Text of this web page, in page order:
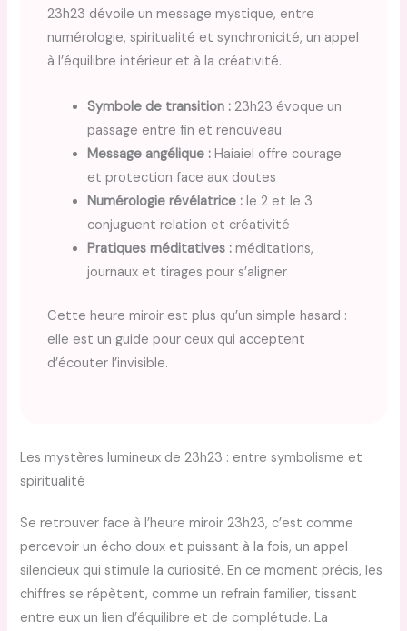
23h23 dévoile un message mystique, entre
numérologie, spiritualité et synchronicité, un appel
à l’équilibre intérieur et à la créativité.
Symbole de transition : 23h23 évoque un
passage entre fin et renouveau
Message angélique : Haiaiel offre courage
et protection face aux doutes
Numérologie révélatrice : le 2 et le 3
conjuguent relation et créativité
Pratiques méditatives : méditations,
journaux et tirages pour s’aligner
Cette heure miroir est plus qu’un simple hasard :
elle est un guide pour ceux qui acceptent
d’écouter l’invisible.
Les mystères lumineux de 23h23 : entre symbolisme et
spiritualité
Se retrouver face à l’heure miroir 23h23, c’est comme
percevoir un écho doux et puissant à la fois, un appel
silencieux qui stimule la curiosité. En ce moment précis, les
chiffres se répètent, comme un refrain familier, tissant
entre eux un lien d’équilibre et de complétude. La